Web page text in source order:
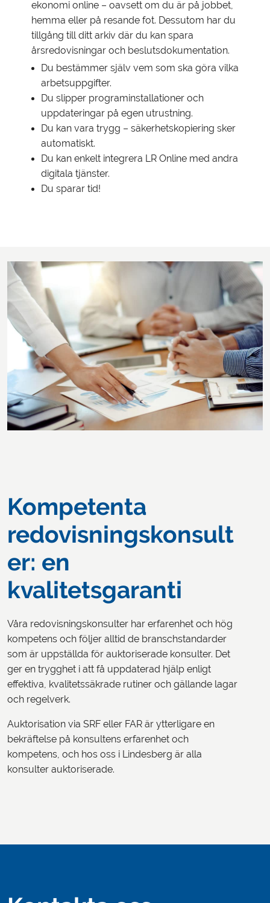
ekonomi online – oavsett om du är på jobbet,
hemma eller på resande fot. Dessutom har du
tillgång till ditt arkiv där du kan spara
årsredovisningar och beslutsdokumentation.
Du bestämmer själv vem som ska göra vilka
arbetsuppgifter.
Du slipper programinstallationer och
uppdateringar på egen utrustning.
Du kan vara trygg – säkerhetskopiering sker
automatiskt.
Du kan enkelt integrera LR Online med andra
digitala tjänster.
Du sparar tid!
Kompetenta
redovisningskonsult
er: en
kvalitetsgaranti
Våra redovisningskonsulter har erfarenhet och hög
kompetens och följer alltid de branschstandarder
som är uppställda för auktoriserade konsulter. Det
ger en trygghet i att få uppdaterad hjälp enligt
effektiva, kvalitetssäkrade rutiner och gällande lagar
och regelverk.
Auktorisation via SRF eller FAR är ytterligare en
bekräftelse på konsultens erfarenhet och
kompetens, och hos oss i Lindesberg är alla
konsulter auktoriserade.